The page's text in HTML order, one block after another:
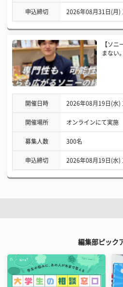
申込締切 2026年08月31日(月)
【ソニ
まない
開催日時 2026年08月19日(水)
開催場所 オンラインにて実施
募集人数 300名
申込締切 2026年08月19日(水)
編集部ピック